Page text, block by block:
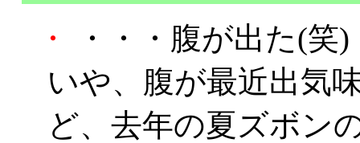
・
・・・腹が出た(笑)
いや、腹が最近出気
ど、去年の夏ズボン